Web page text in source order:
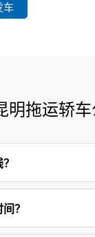
车
明拖运轿
？